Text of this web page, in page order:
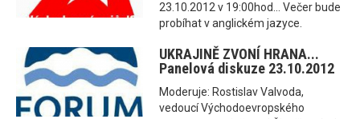
23.10.2012 v 19:00hod... Večer bude
probíhat v anglickém jazyce.
UKRAJINĚ ZVONÍ HRANA...
Panelová diskuze 23.10.2012
Moderuje: Rostislav Valvoda,
vedoucí Východoevropského